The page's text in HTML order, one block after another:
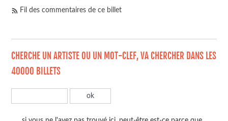
Fil des commentaires de ce billet
CHERCHE UN ARTISTE OU UN MOT-CLEF, VA CHERCHER DANS LES
40000 BILLETS